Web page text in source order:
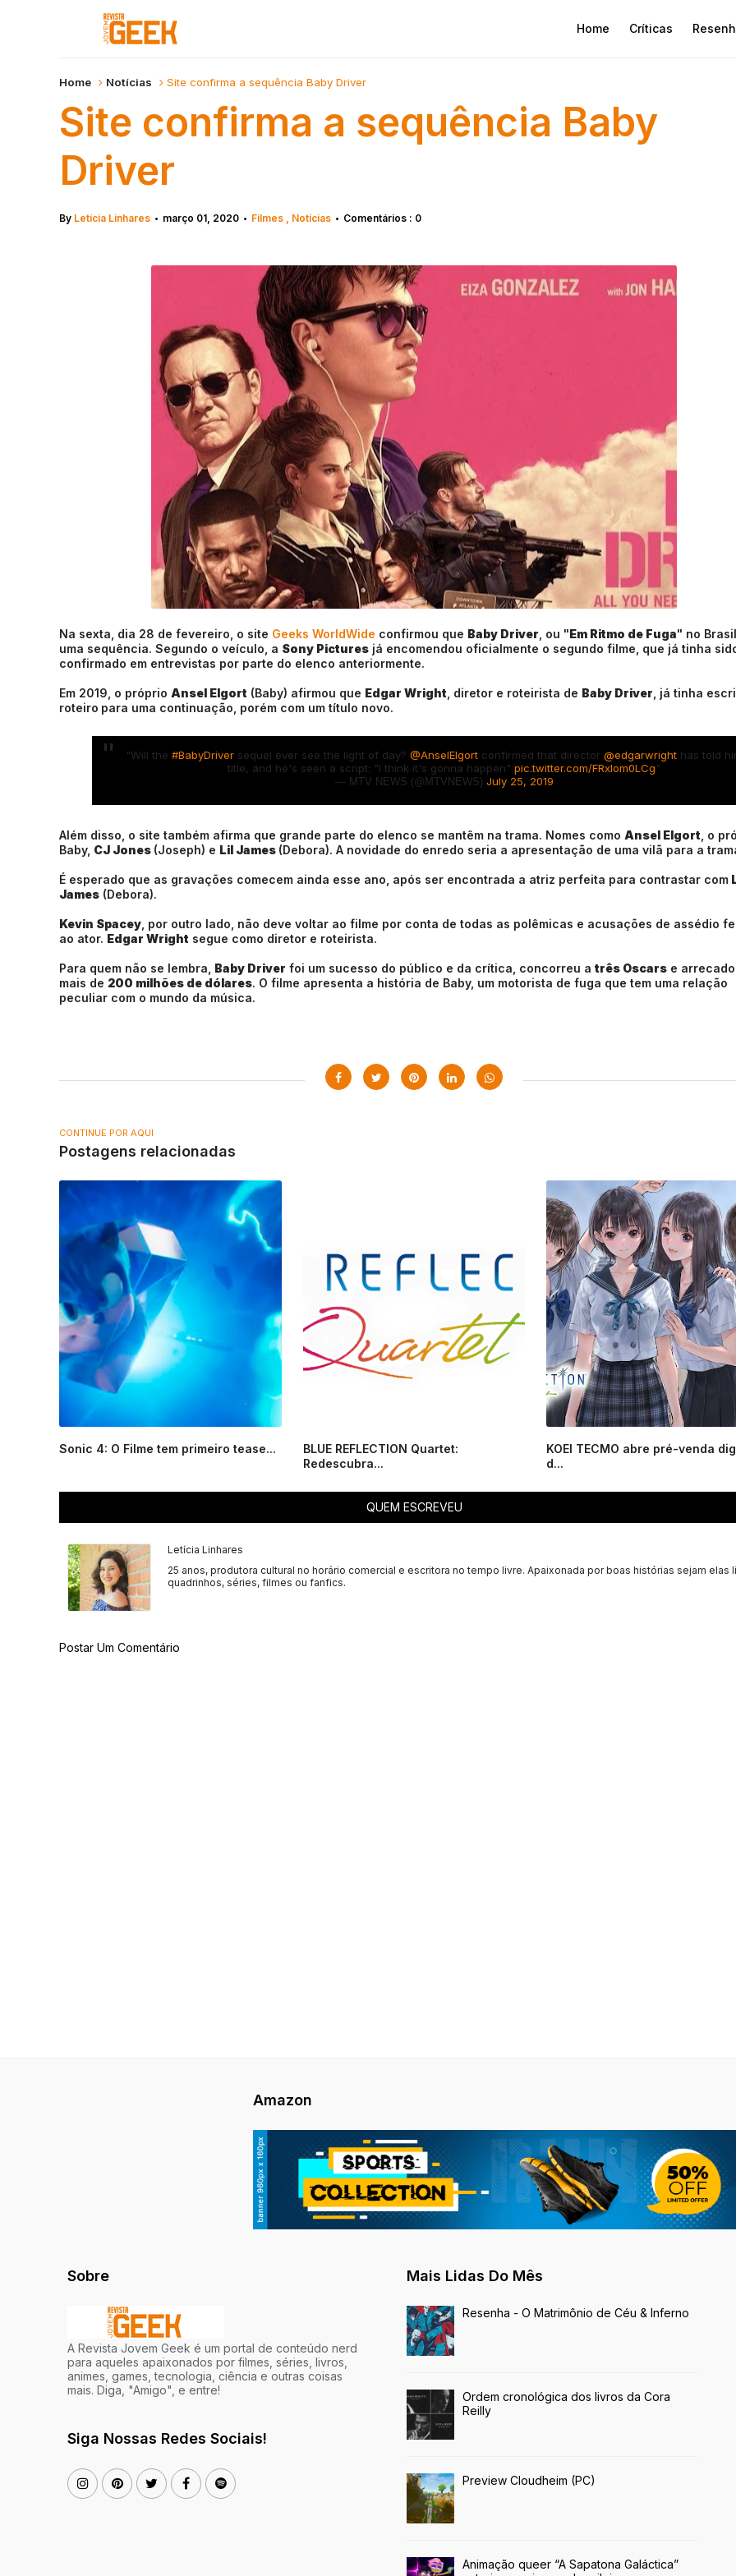
Home Críticas
Home Notícias Site confirma a sequência Baby Driver
Site confirma a sequência Baby
Driver
By Letícia Linhares • março 01, 2020 • Filmes Notícias • Comentários : 0
Na sexta, dia 28 de fevereiro, o site Geeks WorldWide confirmou que Baby Driver , ou "Em Ritmo de Fuga" no
uma sequência. Segundo o veículo, a Sony Pictures já encomendou oficialmente o segundo filme, que já tinha
confirmado em entrevistas por parte do elenco anteriormente.
Em 2019, o próprio Ansel Elgort (Baby) afirmou que Edgar Wright , diretor e roteirista de Baby Driver , já tinha
roteiro para uma continuação, porém com um título novo.
"Will the#BabyDriver sequel ever see the light of day?@AnselElgort confirmed that director@edgarwright has told
title, and he's seen a script: "I think it's gonna happen"pic.twitter.com/FRxIom0LCg"
— MTV NEWS (@MTVNEWS) July 25, 2019
Além disso, o site também afirma que grande parte do elenco se mantêm na trama. Nomes como Ansel Elgort , o
Baby, CJ Jones (Joseph) e Lil James (Debora). A novidade do enredo seria a apresentação de uma vilã para a
É esperado que as gravações comecem ainda esse ano, após ser encontrada a atriz perfeita para contrastar com
James (Debora).
Kevin Spacey , por outro lado, não deve voltar ao filme por conta de todas as polêmicas e acusações de assédio
ao ator. Edgar Wright segue como diretor e roteirista.
Para quem não se lembra, Baby Driver foi um sucesso do público e da crítica, concorreu a três Oscars e
mais de 200 milhões de dólares. O filme apresenta a história de Baby, um motorista de fuga que tem uma relação
peculiar com o mundo da música.
CONTINUE POR AQUI
Postagens relacionadas
Sonic 4: O Filme tem primeiro tease...
BLUE REFLECTION Quartet:
Redescubra...
KOEI TECMO abre pré-venda
d...
QUEM ESCREVEU
Letícia Linhares
25 anos, produtora cultural no horário comercial e escritora no tempo livre. Apaixonada por boas histórias sejam elas
quadrinhos, séries, filmes ou fanfics.
Postar Um Comentário
Amazon
Sobre
A Revista Jovem Geek é um portal de conteúdo nerd
para aqueles apaixonados por filmes, séries, livros,
animes, games, tecnologia, ciência e outras coisas
mais. Diga, "Amigo", e entre!
Siga Nossas Redes Sociais!
Mais Lidas Do Mês
Resenha - O Matrimônio de Céu & Inferno
Ordem cronológica dos livros da Cora
Reilly
Preview Cloudheim (PC)
Animação queer “A Sapatona Galáctica”